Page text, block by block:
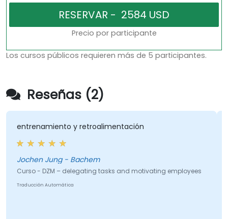
Precio por participante
Los cursos públicos requieren más de 5 participantes.
Reseñas (2)
entrenamiento y retroalimentación
Jochen Jung - Bachem
Curso - DZM – delegating tasks and motivating employees
Traducción Automática